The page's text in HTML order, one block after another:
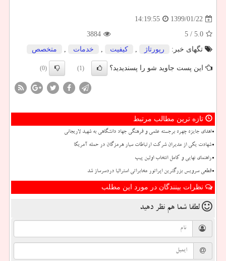
1399/01/22
14:19:55
5.0
/ 5
3884
تگهای خبر:
رپورتاژ , كیفیت , خدمات , متخصص
این پست جاوید شو را پسندیدید؟ (1)
(0)
تازه ترین مطالب مرتبط
اهدای جایزه چهره برجسته علمی و فرهنگی جهاد دانشگاهی به شهید لاریجانی
شهادت یکی از مدیران شرکت ارتباطات سیار هرمزگان در حمله آمریکا
راهنمای نهایی و کامل انتخاب اولین پیپ
قطعی سرویس بزرگترین اپراتور مخابراتی استرالیا دردسرساز شد
نظرات بینندگان در مورد این مطلب
لطفا شما هم نظر دهید